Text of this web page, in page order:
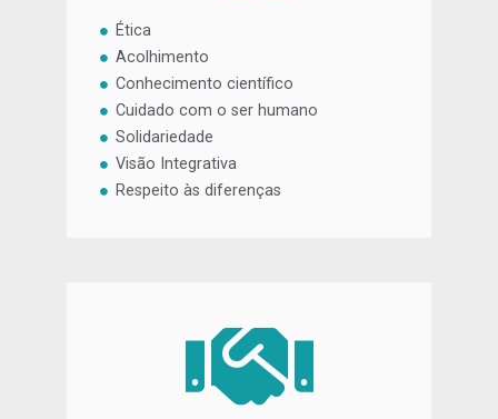
Ética
Acolhimento
Conhecimento científico
Cuidado com o ser humano
Solidariedade
Visão Integrativa
Respeito às diferenças